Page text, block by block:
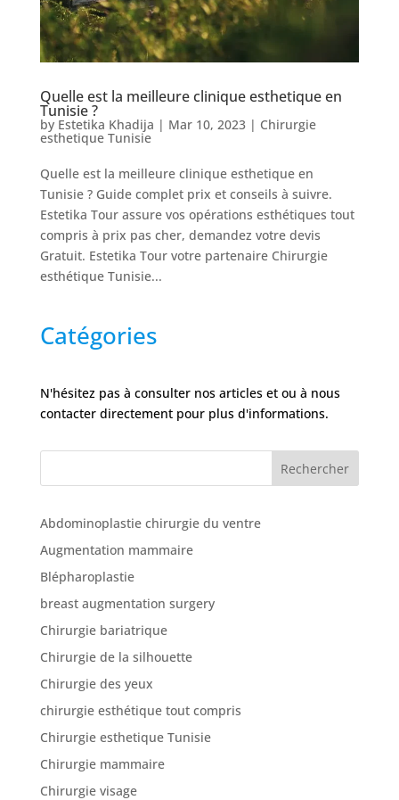
Nos
Tarifs
Nos
chirurgies
Nos
chirurgiens
FAQ
Services
Nos
cliniques
articles
Avant
Après
Devis
Gratuit
Quelle est la meilleure clinique esthetique en
Tunisie ?
by Estetika Khadija | Mar 10, 2023| Chirurgie
esthetique Tunisie
Quelle est la meilleure clinique esthetique en
Tunisie ? Guide complet prix et conseils à suivre.
Estetika Tour assure vos opérations esthétiques tout
compris à prix pas cher, demandez votre devis
Gratuit. Estetika Tour votre partenaire Chirurgie
esthétique Tunisie...
Catégories
N'hésitez pas à consulter nos articles et ou à nous
contacter directement pour plus d'informations.
Rechercher
Abdominoplastie chirurgie du ventre
Augmentation mammaire
Blépharoplastie
breast augmentation surgery
Chirurgie bariatrique
Chirurgie de la silhouette
Chirurgie des yeux
chirurgie esthétique tout compris
Chirurgie esthetique Tunisie
Chirurgie mammaire
Chirurgie visage